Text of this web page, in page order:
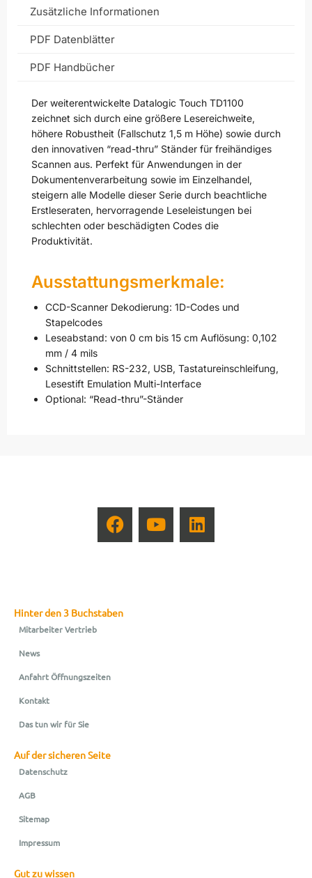
Zusätzliche Informationen
PDF Datenblätter
PDF Handbücher
Der weiterentwickelte Datalogic Touch TD1100
zeichnet sich durch eine größere Lesereichweite,
höhere Robustheit (Fallschutz 1,5 m Höhe) sowie durch
den innovativen “read-thru” Ständer für freihändiges
Scannen aus. Perfekt für Anwendungen in der
Dokumentenverarbeitung sowie im Einzelhandel,
steigern alle Modelle dieser Serie durch beachtliche
Erstleseraten, hervorragende Leseleistungen bei
schlechten oder beschädigten Codes die
Produktivität.
Ausstattungsmerkmale:
CCD-Scanner Dekodierung: 1D-Codes und
Stapelcodes
Leseabstand: von 0 cm bis 15 cm Auflösung: 0,102
mm / 4 mils
Schnittstellen: RS-232, USB, Tastatureinschleifung,
Lesestift Emulation Multi-Interface
Optional: “Read-thru”-Ständer
Hinter den 3 Buchstaben
Mitarbeiter Vertrieb
News
Anfahrt Öffnungszeiten
Kontakt
Das tun wir für Sie
Auf der sicheren Seite
Datenschutz
AGB
Sitemap
Impressum
Gut zu wissen